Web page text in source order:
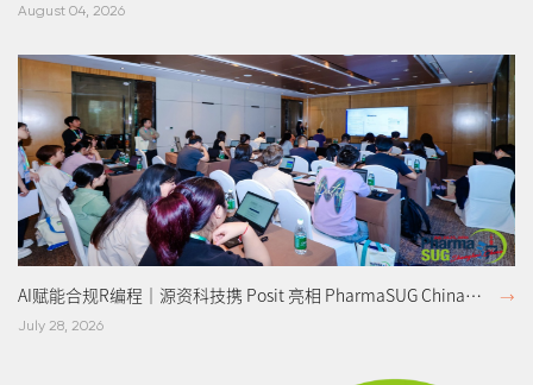
August 04, 2026
AI赋能合规R编程｜源资科技携 Posit 亮相 PharmaSUG China
Showcases Posit at PharmaSUG China 2026
July 28, 2026